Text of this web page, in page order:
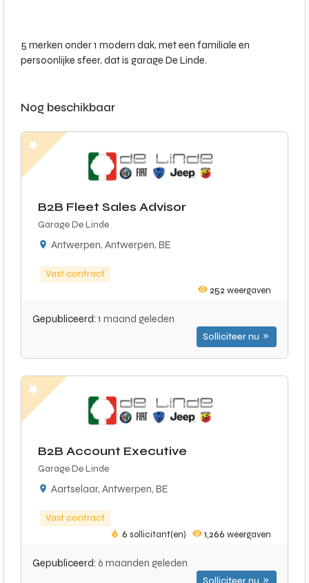
5 merken onder 1 modern dak, met een familiale en
persoonlijke sfeer, dat is garage De Linde.
Nog beschikbaar
B2B Fleet Sales Advisor
Garage De Linde
Antwerpen, Antwerpen, BE
Vast contract
252 weergaven
Gepubliceerd: 1 maand geleden
Solliciteer nu
B2B Account Executive
Garage De Linde
Aartselaar, Antwerpen, BE
Vast contract
6 sollicitant(en) 1,266 weergaven
Gepubliceerd: 6 maanden geleden